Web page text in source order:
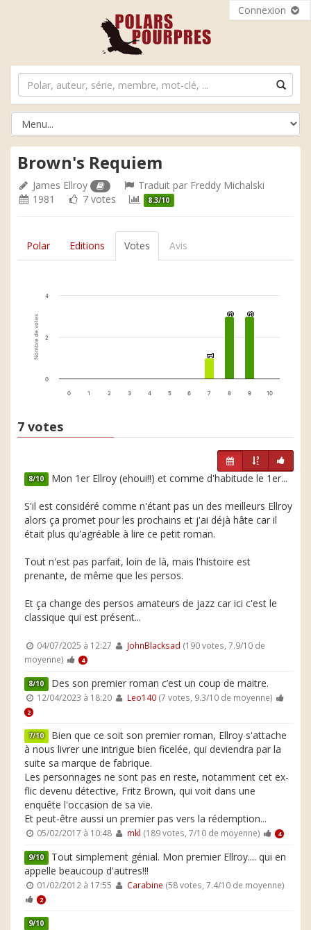
Connexion
Brown's Requiem
James Ellroy Traduit par Freddy Michalski
1981
7 votes 8.3/10
Polar Editions Votes Avis
Nombre de votes 1
1
3
3 3
3
0 1 2 3 4 5 6 7 8 9 10
0
2
4
7 votes
8/10 Mon 1er Ellroy (ehoui!!) et comme d'habitude le 1er...
S'il est considéré comme n'étant pas un des meilleurs Ellroy
alors ça promet pour les prochains et j'ai déjà hâte car il
était plus qu'agréable à lire ce petit roman.
Tout n'est pas parfait, loin de là, mais l'histoire est
prenante, de même que les persos.
Et ça change des persos amateurs de jazz car ici c'est le
classique qui est présent...
04/07/2025 à 12:27 JohnBlacksad (190 votes, 7.9/10 de
moyenne)
4
8/10 Des son premier roman c’est un coup de maitre.
12/04/2023 à 18:20 Leo140(7 votes, 9.3/10 de moyenne)
2
7/10 Bien que ce soit son premier roman, Ellroy s'attache
à nous livrer une intrigue bien ficelée, qui deviendra par la
suite sa marque de fabrique.
Les personnages ne sont pas en reste, notamment cet ex-
flic devenu détective, Fritz Brown, qui voit dans une
enquête l'occasion de sa vie.
Et peut-être aussi un premier pas vers la rédemption...
05/02/2017 à 10:48 mkl (189 votes, 7/10 de moyenne) 4
9/10 Tout simplement génial. Mon premier Ellroy.... qui en
appelle beaucoup d'autres!!!
01/02/2012 à 17:55 Carabine (58 votes, 7.4/10 de moyenne)
2
9/10